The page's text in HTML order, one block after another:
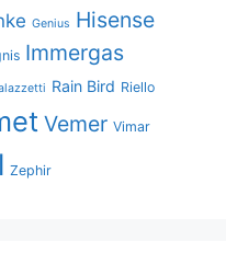
Genius Hisense
Immergas
Rain Bird Riello
Vemer Vimar
Zephir